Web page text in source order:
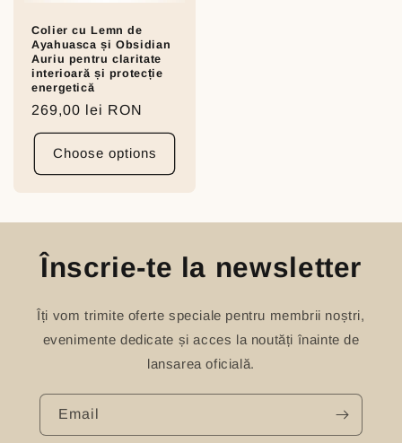
Colier cu Lemn de
Ayahuasca și Obsidian
Auriu pentru claritate
interioară și protecție
energetică
Regular
price
269,00 lei RON
Choose options
Înscrie-te la newsletter
Îți vom trimite oferte speciale pentru membrii noștri,
evenimente dedicate și acces la noutăți înainte de
lansarea oficială.
Email